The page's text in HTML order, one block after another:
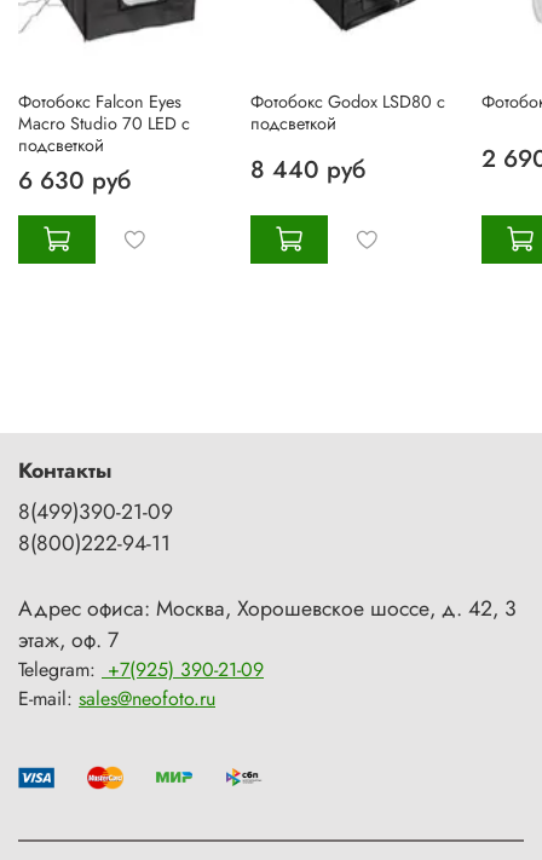
Фотобокс Falcon Eyes
Macro Studio 70 LED с
подсветкой
6 630 руб
Фотобокс Godox LSD80 с
подсветкой
8 440 руб 2
Контакты
8(499)390-21-09
8(800)222-94-11
Адрес офиса: Москва, Хорошевское шоссе, д. 42, 3
этаж, оф. 7
Telegram: +7(925) 390-21-09
E-mail: sales@neofoto.ru